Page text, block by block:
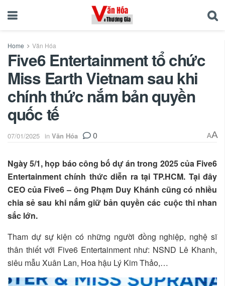
Home Văn Hóa
Five6 Entertainment tổ chức
Miss Earth Vietnam sau khi
chính thức nắm bản quyền
quốc tế
07/01/2025 in Văn Hóa 0 AA
Ngày 5/1, họp báo công bố dự án trong 2025 của Five6
Entertainment chính thức diễn ra tại TP.HCM. Tại đây
CEO của Five6 – ông Phạm Duy Khánh cũng có nhiều
chia sẻ sau khi nắm giữ bản quyền các cuộc thi nhan
sắc lớn.
Tham dự sự kiện có những người đồng nghiệp, nghệ sĩ
thân thiết với Five6 Entertainment như: NSND Lê Khanh,
siêu mẫu Xuân Lan, Hoa hậu Lý Kim Thảo,…